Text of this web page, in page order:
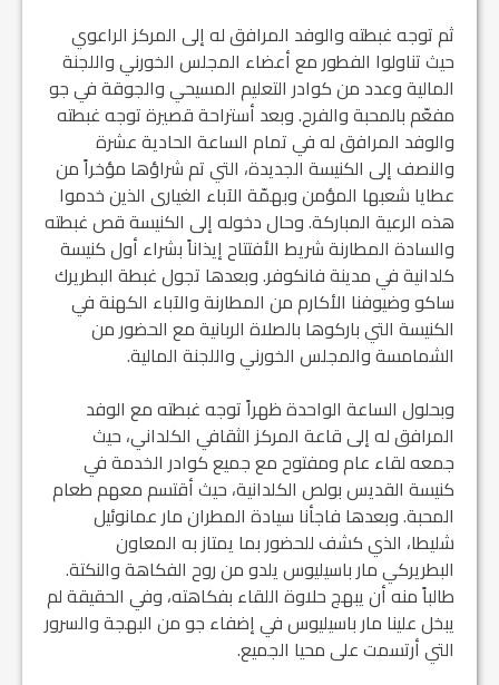
ثم توجه غبطته والوفد المرافق له إلى المركز الراعوي
حيث تناولوا الفطور مع أعضاء المجلس الخورني واللجنة
المالية وعدد من كوادر التعليم المسيحي والجوقة في جو
مفعّم بالمحبة والفرح. وبعد أستراحة قصيرة توجه غبطته
والوفد المرافق له في تمام الساعة الحادية عشرة
والنصف إلى الكنيسة الجديدة، التي تم شراؤها مؤخراً من
عطايا شعبها المؤمن وبهمّة الآباء الغيارى الذين خدموا
هذه الرعية المباركة. وحال دخوله إلى الكنيسة قص غبطته
والسادة المطارنة شريط الأفتتاح إيذاناً بشراء أول كنيسة
كلدانية في مدينة فانكوفر. وبعدها تجول غبطة البطريرك
ساكو وضيوفنا الأكارم من المطارنة والآباء الكهنة في
الكنيسة التي باركوها بالصلاة الربانية مع الحضور من
الشمامسة والمجلس الخورني واللجنة المالية.
وبحلول الساعة الواحدة ظهراً توجه غبطته مع الوفد
المرافق له إلى قاعة المركز الثقافي الكلداني، حيث
جمعه لقاء عام ومفتوح مع جميع كوادر الخدمة في
كنيسة القديس بولص الكلدانية، حيث أقتسم معهم طعام
المحبة. وبعدها فاجأنا سيادة المطران مار عمانوئيل
شليطا، الذي كشف للحضور بما يمتاز به المعاون
البطريركي مار باسيليوس يلدو من روح الفكاهة والنكتة.
طالباً منه أن يبهج حلاوة اللقاء بفكاهته، وفي الحقيقة لم
يبخل علينا مار باسيليوس في إضفاء جو من البهجة والسرور
التي أرتسمت على محيا الجميع.